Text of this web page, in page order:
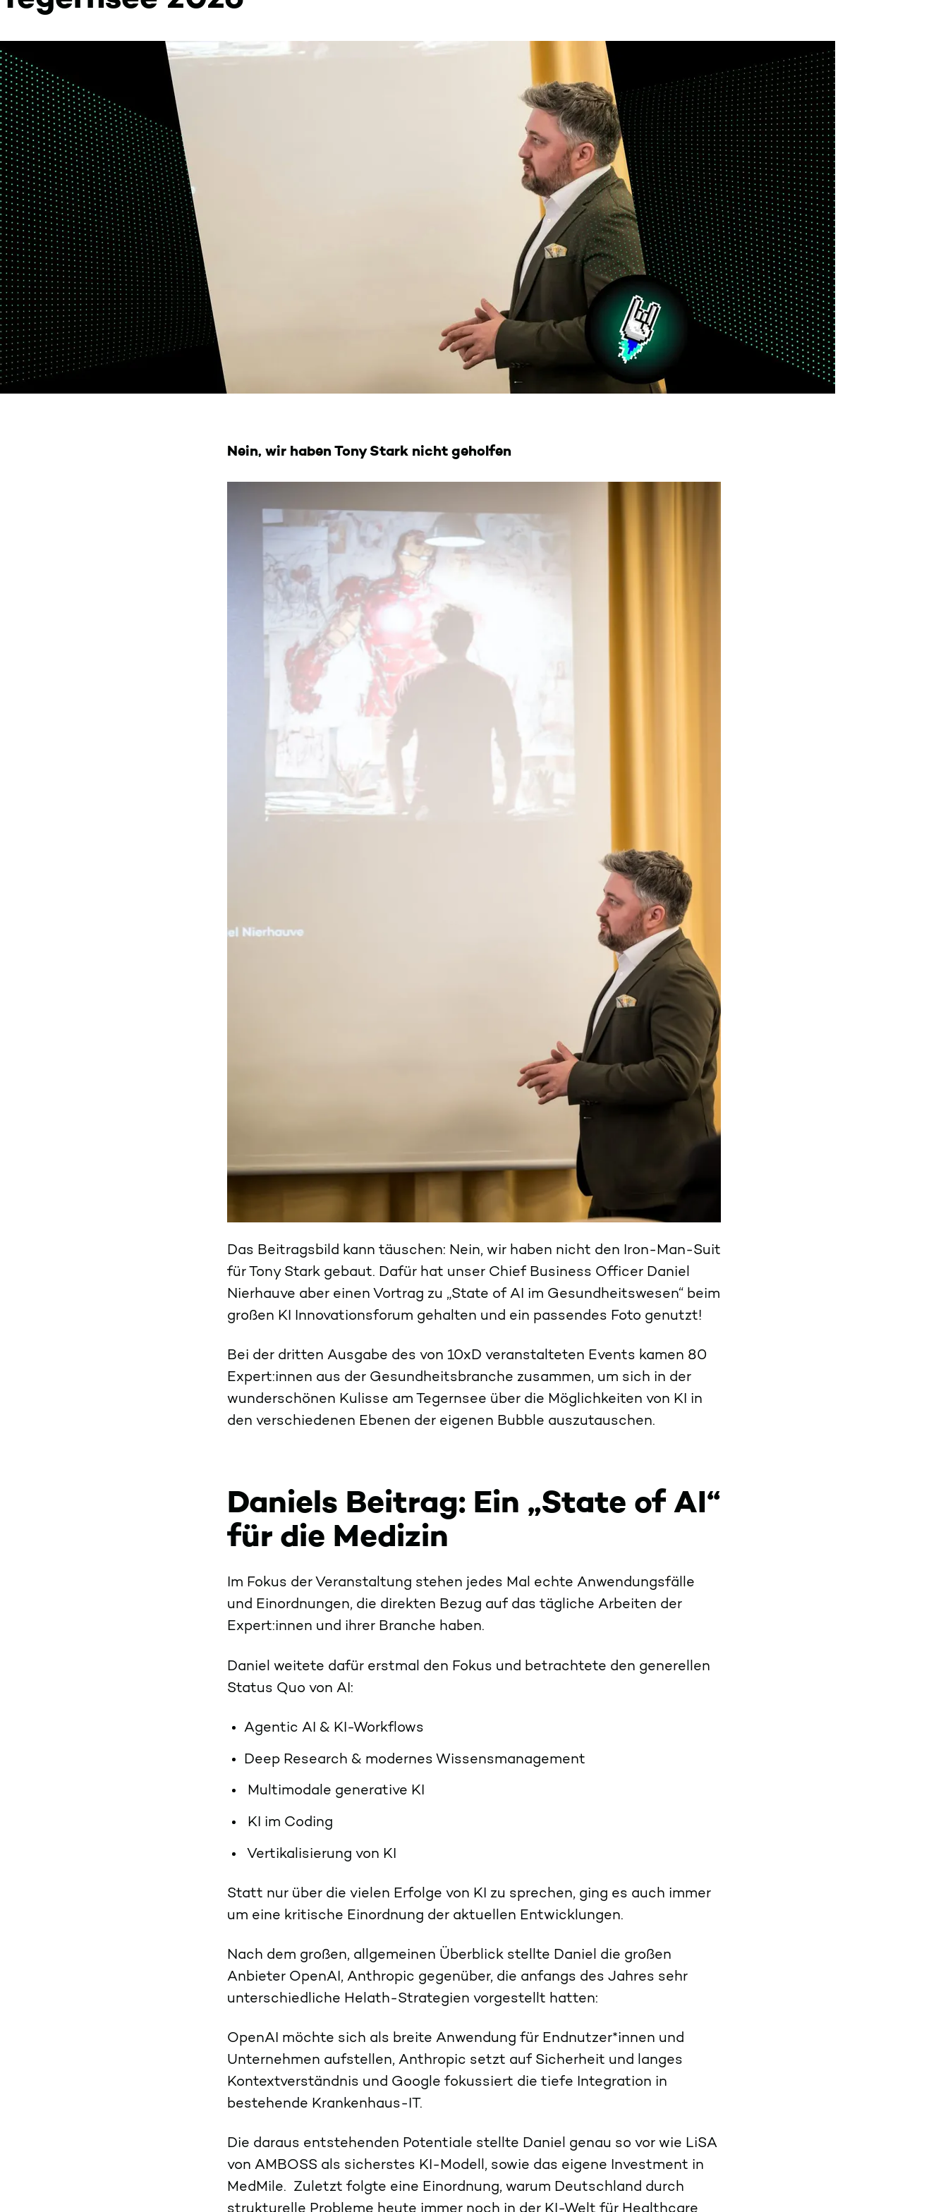
Nein, wir haben Tony Stark nicht geholfen
Das Beitragsbild kann täuschen: Nein, wir haben nicht den Iron-Man-Suit
für Tony Stark gebaut. Dafür hat unser Chief Business Officer Daniel
Nierhauve aber einen Vortrag zu „State of AI im Gesundheitswesen“ beim
großen KI Innovationsforum gehalten und ein passendes Foto genutzt!
Bei der dritten Ausgabe des von 10xD veranstalteten Events kamen 80
Expert:innen aus der Gesundheitsbranche zusammen, um sich in der
wunderschönen Kulisse am Tegernsee über die Möglichkeiten von KI in
den verschiedenen Ebenen der eigenen Bubble auszutauschen.
Daniels Beitrag: Ein „State of AI“
für die Medizin
Im Fokus der Veranstaltung stehen jedes Mal echte Anwendungsfälle
und Einordnungen, die direkten Bezug auf das tägliche Arbeiten der
Expert:innen und ihrer Branche haben.
Daniel weitete dafür erstmal den Fokus und betrachtete den generellen
Status Quo von AI:
Agentic AI & KI-Workflows
Deep Research & modernes Wissensmanagement
Multimodale generative KI
KI im Coding
Vertikalisierung von KI
Statt nur über die vielen Erfolge von KI zu sprechen, ging es auch immer
um eine kritische Einordnung der aktuellen Entwicklungen.
Nach dem großen, allgemeinen Überblick stellte Daniel die großen
Anbieter OpenAI, Anthropic gegenüber, die anfangs des Jahres sehr
unterschiedliche Helath-Strategien vorgestellt hatten:
OpenAI möchte sich als breite Anwendung für Endnutzer*innen und
Unternehmen aufstellen, Anthropic setzt auf Sicherheit und langes
Kontextverständnis und Google fokussiert die tiefe Integration in
bestehende Krankenhaus-IT.
Die daraus entstehenden Potentiale stellte Daniel genau so vor wie LiSA
von AMBOSS als sicherstes KI-Modell, sowie das eigene Investment in
MedMile. Zuletzt folgte eine Einordnung, warum Deutschland durch